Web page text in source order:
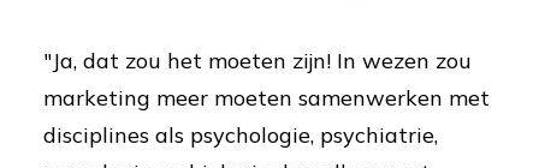
"Ja, dat zou het moeten zijn! In wezen zou
marketing meer moeten samenwerken met
disciplines als psychologie, psychiatrie,